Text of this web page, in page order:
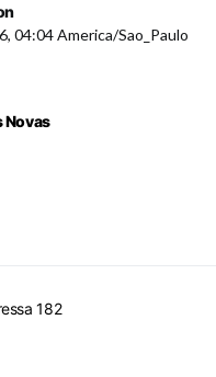
04:04 America/Sao_Paulo
Novas
182